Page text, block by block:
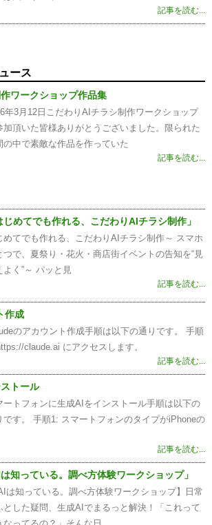
記事を読む...
ース
ワークショップ作品集
年3月12日こだわりAIチラシ制作ワークショップ
加頂いた皆様ありがとうございました。限られた
の中で素敵な作品を作っていた
記事を読む...
めてでも作れる、こだわりAIチラシ制作」
めてでも作れる、こだわりAIチラシ制作～ スマホ
つで、夏祭り・花火・商店街イベントの告知を“見
よく”～ パッと見
記事を読む...
作成
のアカウント作成手順は以下の通りです。 手順
claude.ai にアクセスします。
記事を読む...
トール
ートフォンに生成AIをインストール手順は以下の
です。 手順1: スマートフォンのタイプがiPhoneの
記事を読む...
知っている。調べ方体験ワークショップ」
は知っている。調べ方体験ワークショップ】日常
とした疑問、生成AIでまるっと解決！「これって